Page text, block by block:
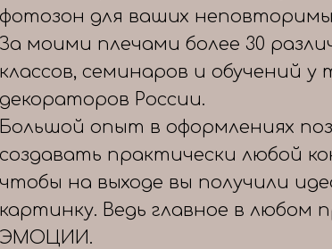
фотозон для ваших
За моими плечами более 30
классов, семинаров и обучений у
декораторов России.
Большой опыт в оформлениях
создавать практически любой
чтобы на выходе вы получили
картинку. Ведь главное в любом
ЭМОЦИИ.